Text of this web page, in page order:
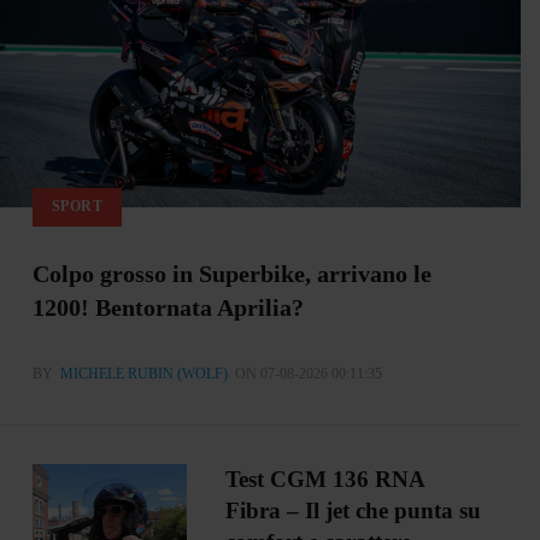
SPORT
Colpo grosso in Superbike, arrivano le
1200! Bentornata Aprilia?
BY MICHELE RUBIN (WOLF) ON 07-08-2026 00:11:35
Test CGM 136 RNA
Fibra – Il jet che punta su